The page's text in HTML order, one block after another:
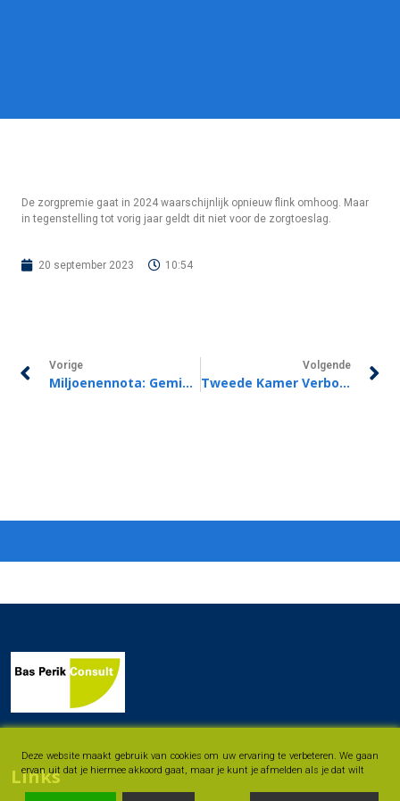
De zorgpremie gaat in 2024 waarschijnlijk opnieuw flink omhoog. Maar
in tegenstelling tot vorig jaar geldt dit niet voor de zorgtoeslag.
20 september 2023 10:54
Vorige
Miljoenennota: Gemiddeld 1,8% Meer Koopkracht Dan In 2023
Volgende
Tweede Kamer Verbouwt Voor € 4 Miljard Aan Miljoenennota
Links
Deze website maakt gebruik van cookies om uw ervaring te verbeteren. We gaan
ervan uit dat je hiermee akkoord gaat, maar je kunt je afmelden als je dat wilt